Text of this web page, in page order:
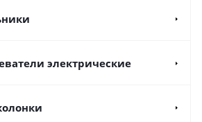
электрические